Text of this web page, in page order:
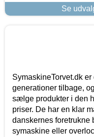
Se
SymaskineTorvet.dk
generationer tilbage,
sælge produkter i den
priser. De har en klar
danskernes foretrukne
symaskine eller